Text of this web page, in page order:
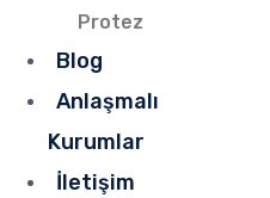
Protez
Blog
Anlaşmalı
Kurumlar
İletişim